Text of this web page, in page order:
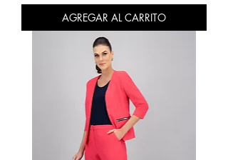
AGREGAR AL CARRITO